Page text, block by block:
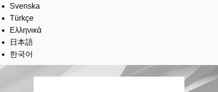
Svenska
Türkçe
Ελληνικά
日本語
한국어